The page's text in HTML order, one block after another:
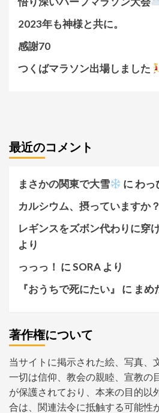
2023年も神様と共に。
感謝70
つくばマラソン出場しました
最近のコメント
まさかの関東で大雪 に わっ
カルシウム、摂っていますか？
レギンスをズボン代わりに穿
より
っっっ！ にSORA より
『おうちで死にたい』
に まめ
著作権について
当サイトに掲示された絵、写真、
一切は信仰、教会の親睦、宣教の
が保護されており、本来の目的以
合は、関連法令に抵触する可能性